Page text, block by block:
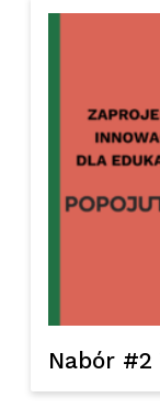
Nabór #2